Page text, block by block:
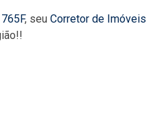
, seu Corretor de Imóveis